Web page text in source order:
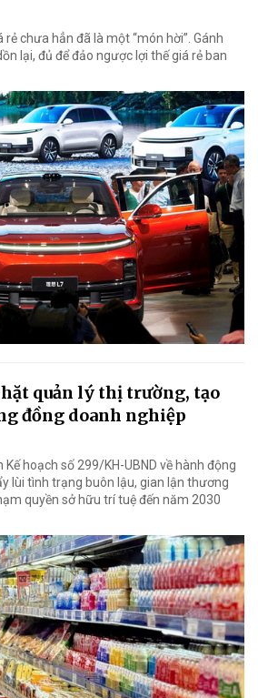
rẻ chưa hẳn đã là một “món hời”. Gánh
lại, đủ để đảo ngược lợi thế giá rẻ ban
quản lý thị trường, tạo
đồng doanh nghiệp
hoạch số 299/KH-UBND về hành động
lùi tình trạng buôn lậu, gian lận thương
quyền sở hữu trí tuệ đến năm 2030